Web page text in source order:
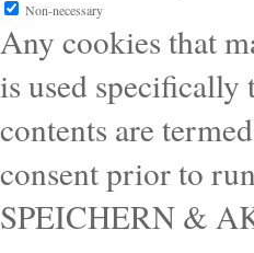
Non-necessary
Any cookies that
is used specifically
contents are
consent prior to
SPEICHERN &